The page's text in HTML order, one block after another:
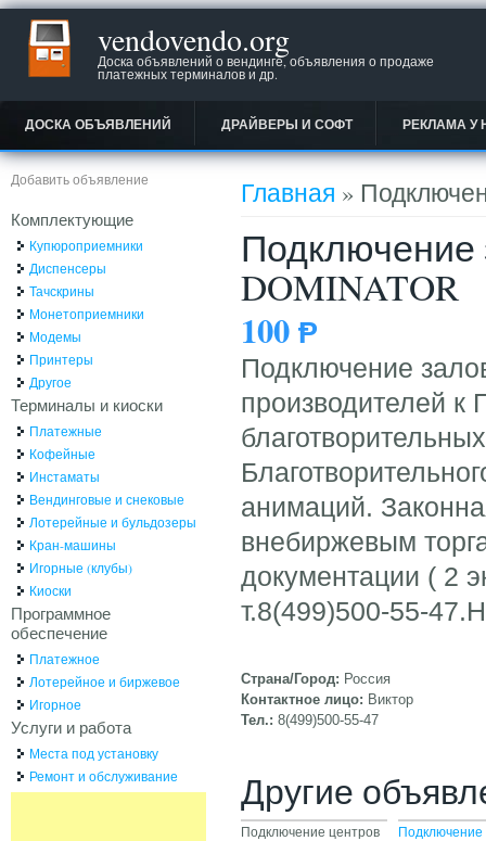
vendovendo.org
Доска объявлений о вендинге, объявления о продаже
платежных терминалов и др.
ДОСКА ОБЪЯВЛЕНИЙ ДРАЙВЕРЫ И СОФТ РЕКЛАМА У
Вы здесь
Главная »
Подключение
DOMINATOR
100 Ᵽ
Подключение
производителей
анимаций.
внебиржевым
документации ( 2
т.8(499)500-55-
Страна/Город: Россия
Контактное лицо: Виктор
Тел.: 8(499)500-55-47
Другие
Подключение центров
Подключение
Добавить объявление
Комплектующие
Купюроприемники
Диспенсеры
Тачскрины
Монетоприемники
Модемы
Принтеры
Другое
Терминалы и киоски
Платежные
Кофейные
Инстаматы
Вендинговые и снековые
Лотерейные и бульдозеры
Кран-машины
Игорные (клубы)
Киоски
Программное
обеспечение
Платежное
Лотерейное и биржевое
Игорное
Услуги и работа
Места под установку
Ремонт и обслуживание